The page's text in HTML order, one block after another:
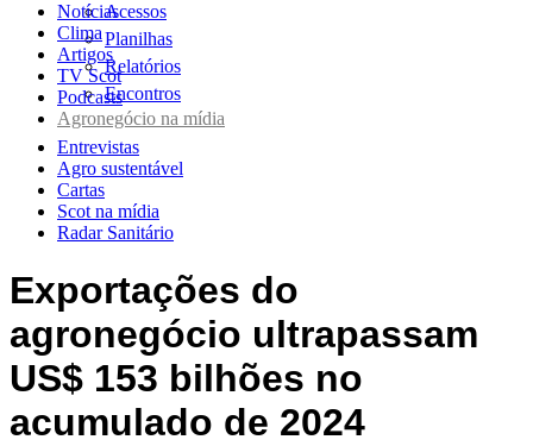
Acessos
Planilhas
Relatórios
Encontros
Notícias
Clima
Artigos
TV Scot
Podcasts
Agronegócio na mídia
Entrevistas
Agro sustentável
Cartas
Scot na mídia
Radar Sanitário
Exportações do
agronegócio ultrapassam
US$ 153 bilhões no
acumulado de 2024